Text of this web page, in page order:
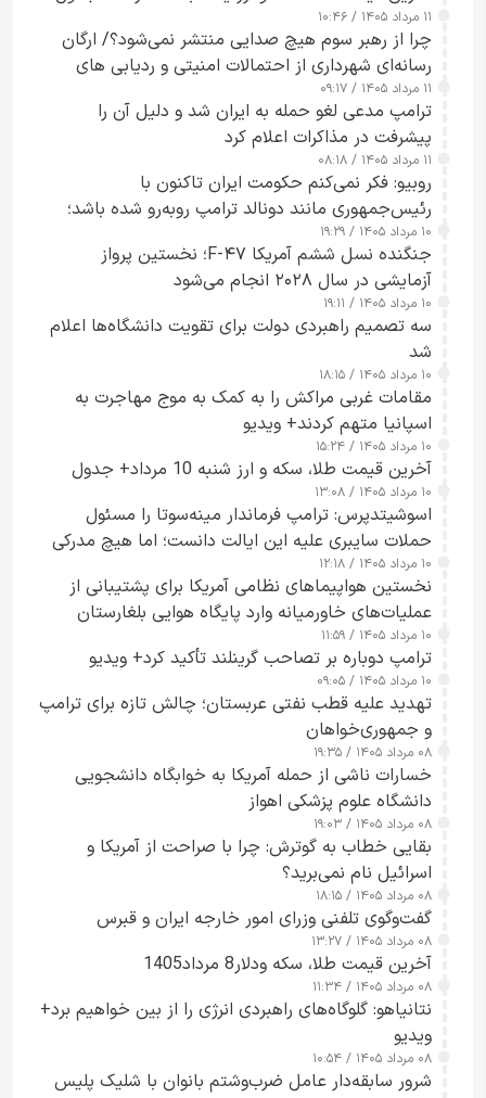
۱۱ مرداد ۱۴۰۵ / ۱۰:۴۶
چرا از رهبر سوم هیچ صدایی منتشر نمی‌شود؟/ ارگان
رسانه‌ای شهرداری از احتمالات امنیتی و ردیابی های
جاسوسی گفت
۱۱ مرداد ۱۴۰۵ / ۰۹:۱۷
ترامپ مدعی لغو حمله به ایران شد و دلیل آن را
پیشرفت در مذاکرات اعلام کرد
۱۱ مرداد ۱۴۰۵ / ۰۸:۱۸
روبیو: فکر نمی‌کنم حکومت ایران تاکنون با
رئیس‌جمهوری مانند دونالد ترامپ روبه‌رو شده باشد؛
کسی که واقعاً دست به اقدام می‌زند
۱۰ مرداد ۱۴۰۵ / ۱۹:۲۹
جنگنده نسل ششم آمریکا F-۴۷؛ نخستین پرواز
آزمایشی در سال ۲۰۲۸ انجام می‌شود
۱۰ مرداد ۱۴۰۵ / ۱۹:۱۱
سه تصمیم راهبردی دولت برای تقویت دانشگاه‌ها اعلام
شد
۱۰ مرداد ۱۴۰۵ / ۱۸:۱۵
مقامات غربی مراکش را به کمک به موج مهاجرت به
اسپانیا متهم کردند+ ویدیو
۱۰ مرداد ۱۴۰۵ / ۱۵:۲۴
آخرین قیمت طلا، سکه و ارز شنبه 10 مرداد+ جدول
۱۰ مرداد ۱۴۰۵ / ۱۳:۰۸
اسوشیتدپرس: ترامپ فرماندار مینه‌سوتا را مسئول
حملات سایبری علیه این ایالت دانست؛ اما هیچ مدرکی
ارائه نکرد
۱۰ مرداد ۱۴۰۵ / ۱۲:۱۸
نخستین هواپیماهای نظامی آمریکا برای پشتیبانی از
عملیات‌های خاورمیانه وارد پایگاه هوایی بلغارستان
شدند
۱۰ مرداد ۱۴۰۵ / ۱۱:۵۹
ترامپ دوباره بر تصاحب گرینلند تأکید کرد+ ویدیو
۱۰ مرداد ۱۴۰۵ / ۰۹:۰۵
تهدید علیه قطب نفتی عربستان؛ چالش تازه برای ترامپ
و جمهوری‌خواهان
۰۸ مرداد ۱۴۰۵ / ۱۹:۳۵
خسارات ناشی از حمله آمریکا به خوابگاه دانشجویی
دانشگاه علوم پزشکی اهواز
۰۸ مرداد ۱۴۰۵ / ۱۹:۰۳
بقایی خطاب به گوترش: چرا با صراحت از آمریکا و
اسرائیل نام نمی‌برید؟
۰۸ مرداد ۱۴۰۵ / ۱۸:۱۵
گفت‌وگوی تلفنی وزرای امور خارجه ایران و قبرس
۰۸ مرداد ۱۴۰۵ / ۱۳:۲۷
آخرین قیمت طلا، سکه ودلار8 مرداد1405
۰۸ مرداد ۱۴۰۵ / ۱۱:۳۴
نتانیاهو: گلوگاه‌های راهبردی انرژی را از بین خواهیم برد+
ویدیو
۰۸ مرداد ۱۴۰۵ / ۱۰:۵۴
شرور سابقه‌دار عامل ضرب‌وشتم بانوان با شلیک پلیس